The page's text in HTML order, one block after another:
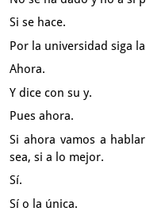
Si se hace.
Por la universidad siga
Ahora.
Y dice con su y.
Pues ahora.
Si ahora vamos a
sea, si a lo mejor.
Sí.
Sí o la única.